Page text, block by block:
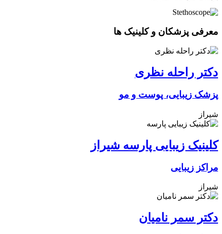
معرفی پزشکان و کلینیک ها
دکتر راحله نظری
پزشک زیبایی، پوست و مو
شیراز
کلینیک زیبایی پارسه شیراز
مراکز زیبایی
شیراز
دکتر سمر نامیان